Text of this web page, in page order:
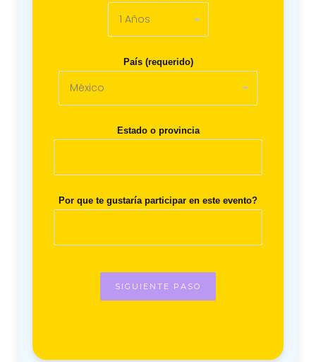
País (requerido)
Estado o provincia
Por que te gustaría participar en este evento?